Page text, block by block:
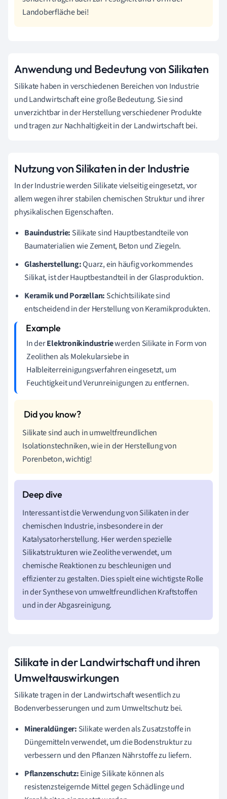
Landoberfläche bei!
Anwendung und Bedeutung von Silikaten
Silikate haben in verschiedenen Bereichen von Industrie
und Landwirtschaft eine große Bedeutung. Sie sind
unverzichtbar in der Herstellung verschiedener Produkte
und tragen zur Nachhaltigkeit in der Landwirtschaft bei.
Nutzung von Silikaten in der Industrie
In der Industrie werden Silikate vielseitig eingesetzt, vor
allem wegen ihrer stabilen chemischen Struktur und ihrer
physikalischen Eigenschaften.
Bauindustrie: Silikate sind Hauptbestandteile von
Baumaterialien wie Zement, Beton und Ziegeln.
Glasherstellung:Quarz, ein häufig vorkommendes
Silikat, ist der Hauptbestandteil in der Glasproduktion.
Keramik und Porzellan: Schichtsilikate sind
entscheidend in der Herstellung von Keramikprodukten.
In derElektronikindustriewerden Silikate in Form von
Zeolithen als Molekularsiebe in
Halbleiterreinigungsverfahren eingesetzt, um
Feuchtigkeit und Verunreinigungen zu entfernen.
Silikate sind auch in umweltfreundlichen
Isolationstechniken, wie in der Herstellung von
Porenbeton, wichtig!
Interessant ist die Verwendung von Silikaten in der
chemischen Industrie, insbesondere in der
Katalysatorherstellung. Hier werden spezielle
Silikatstrukturen wie Zeolithe verwendet, um
chemische Reaktionen zu beschleunigen und
effizienter zu gestalten. Dies spielt eine wichtigste Rolle
in der Synthese von umweltfreundlichen Kraftstoffen
und in der Abgasreinigung.
Silikate in der Landwirtschaft und ihren
Umweltauswirkungen
Silikate tragen in der Landwirtschaft wesentlich zu
Bodenverbesserungen und zum Umweltschutz bei.
Mineraldünger: Silikate werden als Zusatzstoffe in
Düngemitteln verwendet, um die Bodenstruktur zu
verbessern und den Pflanzen Nährstoffe zu liefern.
Pflanzenschutz:Einige Silikate können als
resistenzsteigernde Mittel gegen Schädlinge und